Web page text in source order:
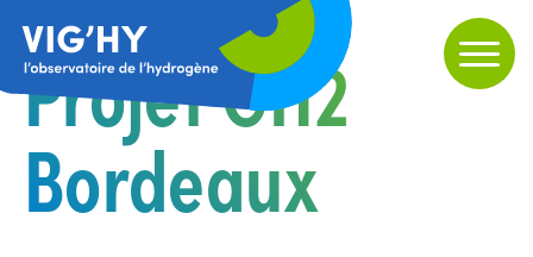
Projet GH2
Bordeaux